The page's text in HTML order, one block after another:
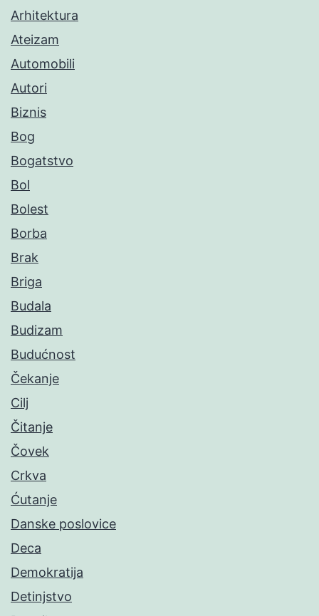
Arhitektura
Ateizam
Automobili
Autori
Biznis
Bog
Bogatstvo
Bol
Bolest
Borba
Brak
Briga
Budala
Budizam
Budućnost
Čekanje
Cilj
Čitanje
Čovek
Crkva
Ćutanje
Danske poslovice
Deca
Demokratija
Detinjstvo